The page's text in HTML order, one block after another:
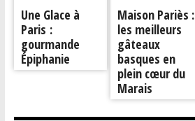
Une Glace à
Paris :
gourmande
Épiphanie
Maison Pariès :
les meilleurs
gâteaux
basques en
plein cœur du
Marais